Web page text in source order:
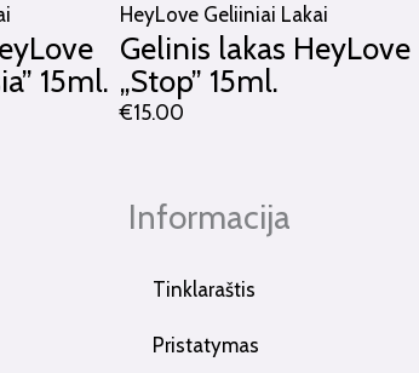
15ml.
HeyLove Geliiniai Lakai
Gelinis lakas HeyLove
„Stop” 15ml.
€15.00
Informacija
Tinklaraštis
Pristatymas